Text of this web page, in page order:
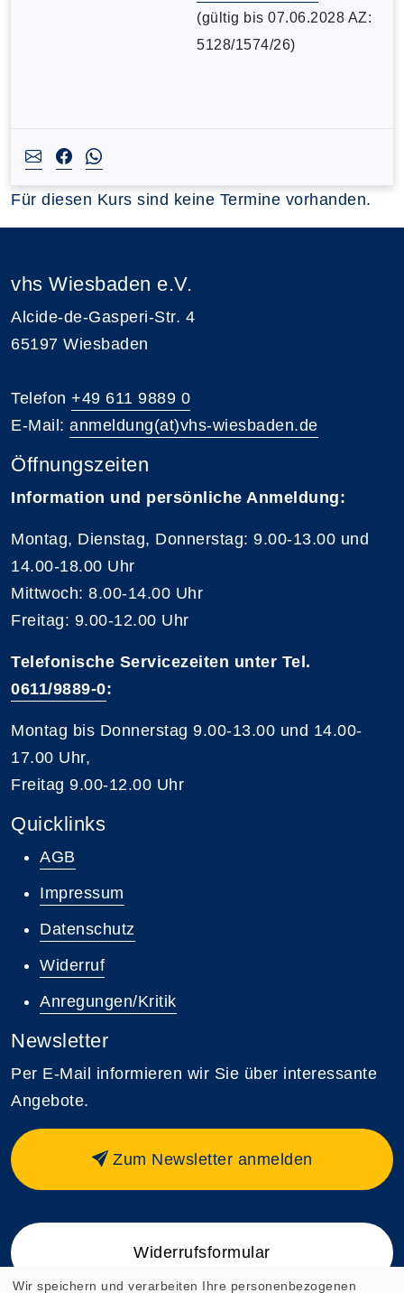
(gültig bis 07.06.2028 AZ:
5128/1574/26)
Für diesen Kurs sind keine Termine vorhanden.
vhs Wiesbaden e.V.
Alcide-de-Gasperi-Str. 4
65197 Wiesbaden
Telefon +49 611 9889 0
E-Mail: anmeldung(at)vhs-wiesbaden.de
Öffnungszeiten
Information und persönliche Anmeldung:
Montag, Dienstag, Donnerstag: 9.00-13.00 und
14.00-18.00 Uhr
Mittwoch: 8.00-14.00 Uhr
Freitag: 9.00-12.00 Uhr
Telefonische Servicezeiten unter Tel.
0611/9889-0:
Montag bis Donnerstag 9.00-13.00 und 14.00-
17.00 Uhr,
Freitag 9.00-12.00 Uhr
Quicklinks
AGB
Impressum
Datenschutz
Widerruf
Anregungen/Kritik
Newsletter
Per E-Mail informieren wir Sie über interessante
Angebote.
Zum Newsletter anmelden
Widerrufsformular
Wir speichern und verarbeiten Ihre personenbezogenen